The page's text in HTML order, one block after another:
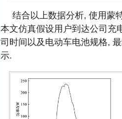
结合以上数据分析, 使用蒙
本文仿真假设用户到达公司充
司时间以及电动车电池规格,
示.